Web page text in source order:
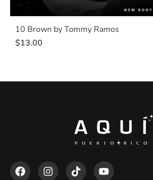
10 Brown by Tommy Ramos
$13.00